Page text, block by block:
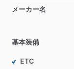
メーカー名
基本装備
ETC